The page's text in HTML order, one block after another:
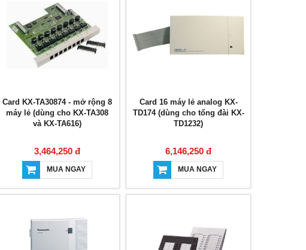
Card KX-TA30874 - mở rộng 8
máy lẻ (dùng cho KX-TA308
và KX-TA616)
3,464,250 đ
MUA NGAY
Card 16 máy lẻ analog KX-
TD174 (dùng cho tổng đài KX-
TD1232)
6,146,250 đ
MUA NGAY